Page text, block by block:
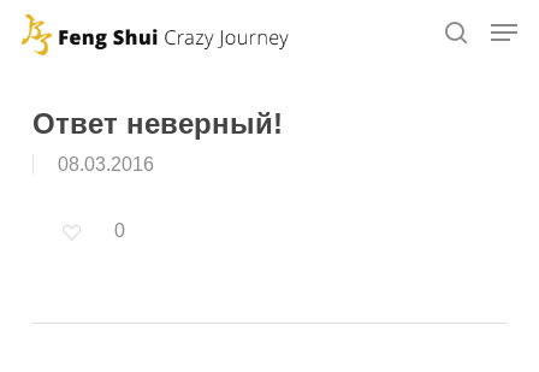
Skip
contentОтвет неверный!
08.03.2016
0